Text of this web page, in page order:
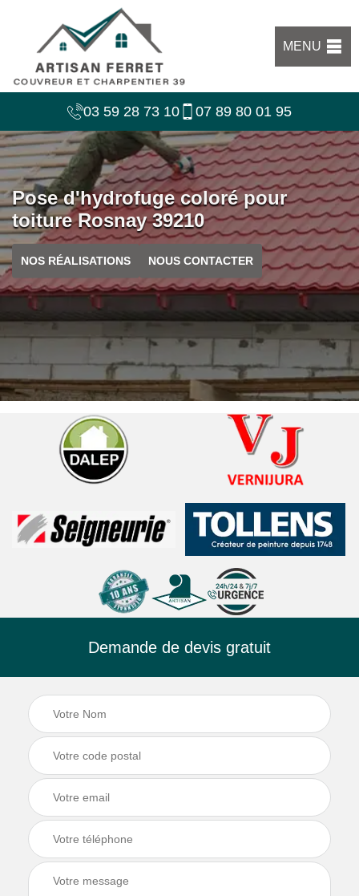
MENU
03 59 28 73 10 07 89 80 01 95
Pose d'hydrofuge coloré pour
toiture Rosnay 39210
NOS RÉALISATIONS NOUS CONTACTER
Demande de devis gratuit